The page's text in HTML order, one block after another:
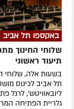
באקספו תל אביב
שלוחי החינוך
תיעוד ראשוני
בשעות אלה, שלוחי
תל אביב לכינוס
ליובאוויטש', לרגל
גלריית הפתיחה